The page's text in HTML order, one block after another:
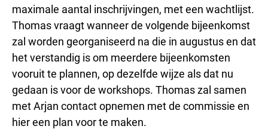
maximale aantal inschrijvingen, met een wachtlijst.
Thomas vraagt wanneer de volgende bijeenkomst
zal worden georganiseerd na die in augustus en dat
het verstandig is om meerdere bijeenkomsten
vooruit te plannen, op dezelfde wijze als dat nu
gedaan is voor de workshops. Thomas zal samen
met Arjan contact opnemen met de commissie en
hier een plan voor te maken.